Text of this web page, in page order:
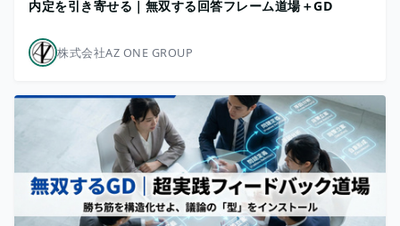
内定を引き寄せる｜無双する回答フレーム道場＋GD
株式会社AZ ONE GROUP